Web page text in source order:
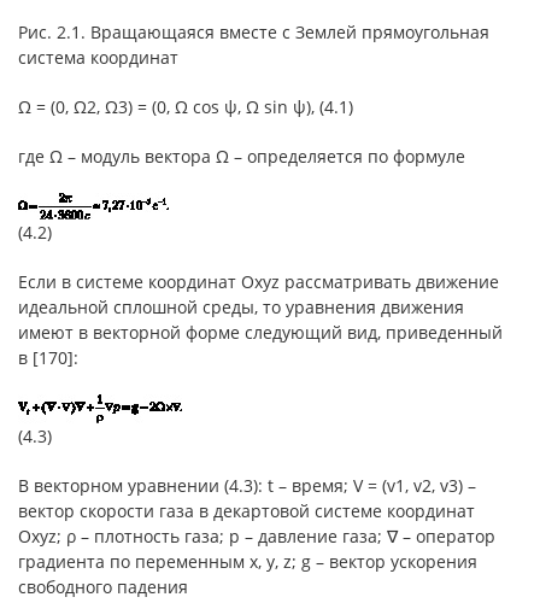
Рис. 2.1. Вращающаяся вместе с Землей прямоугольная
система координат
Ω = (0, Ω2, Ω3) = (0, Ω cos ψ, Ω sin ψ), (4.1)
где Ω – модуль вектора Ω – определяется по формуле
(4.2)
Если в системе координат Oxyz рассматривать движение
идеальной сплошной среды, то уравнения движения
имеют в векторной форме следующий вид, приведенный
в [170]:
(4.3)
В векторном уравнении (4.3): t – время; V = (v1, v2, v3) –
вектор скорости газа в декартовой системе координат
Oxyz; ρ – плотность газа; p – давление газа; ∇ – оператор
градиента по переменным x, y, z; g – вектор ускорения
свободного падения